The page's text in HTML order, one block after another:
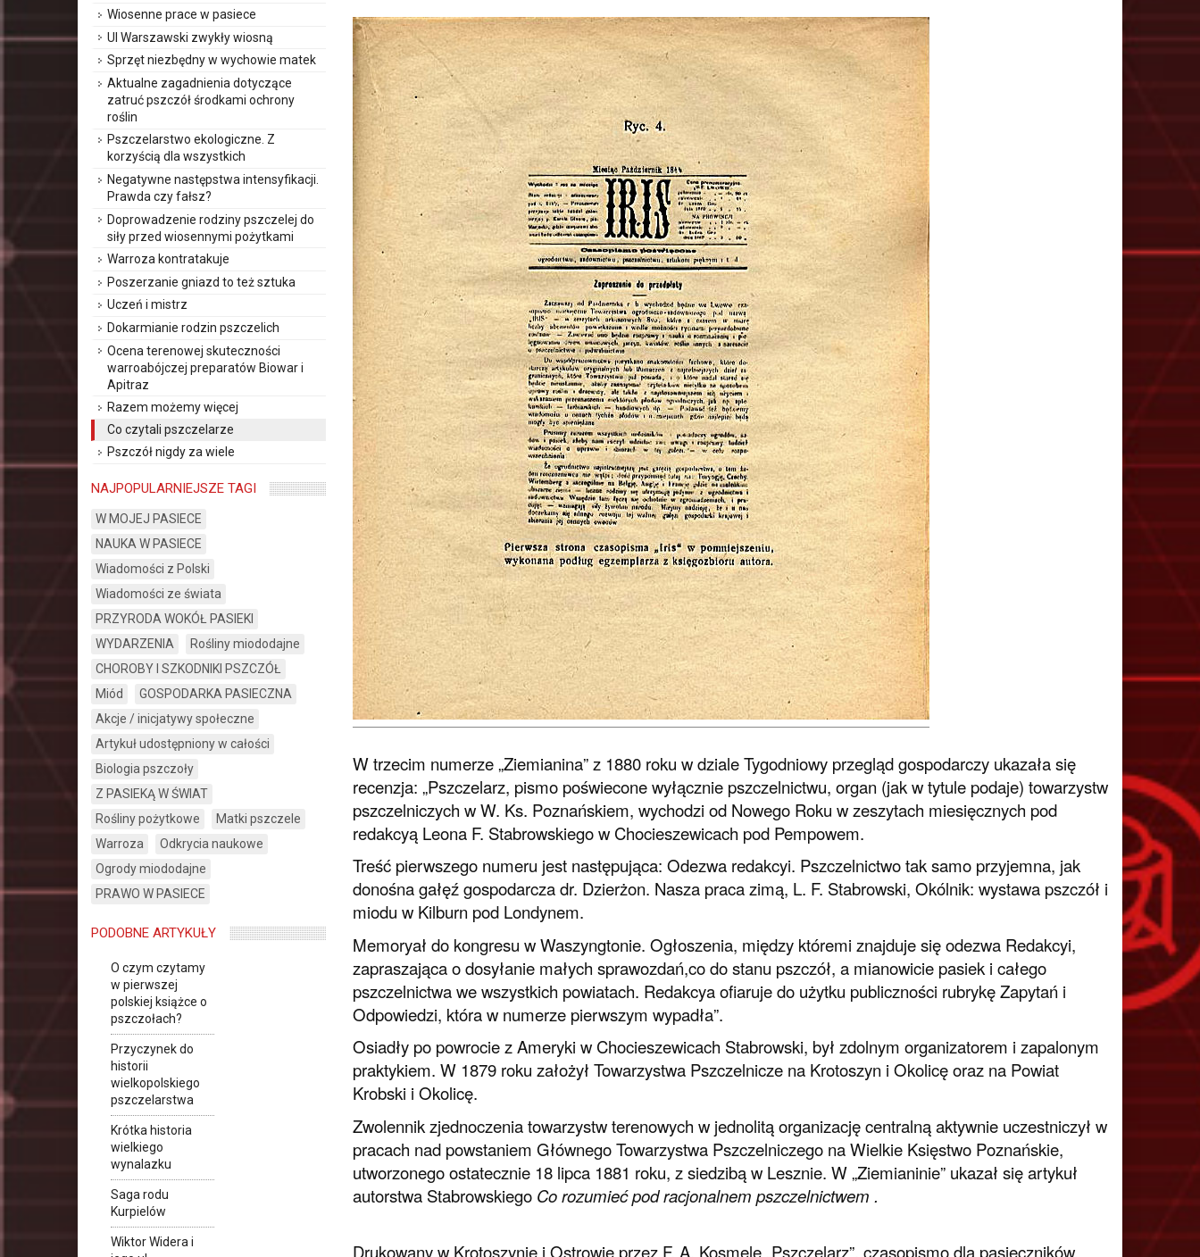
W trzecim numerze „Ziemianina” z 1880 roku w dziale Tygodniowy przegląd gospodarczy ukazała się
recenzja: „Pszczelarz, pismo poświecone wyłącznie pszczelnictwu, organ (jak w tytule podaje) towarzystw
pszczelniczych w W. Ks. Poznańskiem, wychodzi od Nowego Roku w zeszytach miesięcznych pod
redakcyą Leona F. Stabrowskiego w Chocieszewicach pod Pempowem.
Treść pierwszego numeru jest następująca: Odezwa redakcyi. Pszczelnictwo tak samo przyjemna, jak
donośna gałęź gospodarcza dr. Dzierżon. Nasza praca zimą, L. F. Stabrowski, Okólnik: wystawa pszczół i
miodu w Kilburn pod Londynem.
Memoryał do kongresu w Waszyngtonie. Ogłoszenia, między któremi znajduje się odezwa Redakcyi,
zapraszająca o dosyłanie małych sprawozdań,co do stanu pszczół, a mianowicie pasiek i całego
pszczelnictwa we wszystkich powiatach. Redakcya ofiaruje do użytku publiczności rubrykę Zapytań i
Odpowiedzi, która w numerze pierwszym wypadła”.
Osiadły po powrocie z Ameryki w Chocieszewicach Stabrowski, był zdolnym organizatorem i zapalonym
praktykiem. W 1879 roku założył Towarzystwa Pszczelnicze na Krotoszyn i Okolicę oraz na Powiat
Krobski i Okolicę.
Zwolennik zjednoczenia towarzystw terenowych w jednolitą organizację centralną aktywnie uczestniczył w
pracach nad powstaniem Głównego Towarzystwa Pszczelniczego na Wielkie Księstwo Poznańskie,
utworzonego ostatecznie 18 lipca 1881 roku, z siedzibą w Lesznie. W „Ziemianinie” ukazał się artykuł
autorstwa Stabrowskiego Co rozumieć pod racjonalnem pszczelnictwem .
Drukowany w Krotoszynie i Ostrowie przez F. A. Kosmelę „Pszczelarz”, czasopismo dla pasieczników,
Wiosenne prace w pasiece
Ul Warszawski zwykły wiosną
Sprzęt niezbędny w wychowie matek
Aktualne zagadnienia dotyczące
zatruć pszczół środkami ochrony
roślin
Pszczelarstwo ekologiczne. Z
korzyścią dla wszystkich
Negatywne następstwa intensyfikacji.
Prawda czy fałsz?
Doprowadzenie rodziny pszczelej do
siły przed wiosennymi pożytkami
Warroza kontratakuje
Poszerzanie gniazd to też sztuka
Uczeń i mistrz
Dokarmianie rodzin pszczelich
Ocena terenowej skuteczności
warroabójczej preparatów Biowar i
Apitraz
Razem możemy więcej
Co czytali pszczelarze
Pszczół nigdy za wiele
NAJPOPULARNIEJSZE TAGI
W MOJEJ PASIECE
NAUKA W PASIECE
Wiadomości z Polski
Wiadomości ze świata
PRZYRODA WOKÓŁ PASIEKI
WYDARZENIA
Rośliny miododajne
CHOROBY I SZKODNIKI PSZCZÓŁ
Miód
GOSPODARKA PASIECZNA
Akcje / inicjatywy społeczne
Artykuł udostępniony w całości
Biologia pszczoły
Z PASIEKĄ W ŚWIAT
Rośliny pożytkowe
Matki pszczele
Warroza
Odkrycia naukowe
Ogrody miododajne
PRAWO W PASIECE
PODOBNE ARTYKUŁY
O czym czytamy
w pierwszej
polskiej książce o
pszczołach?
Przyczynek do
historii
wielkopolskiego
pszczelarstwa
Krótka historia
wielkiego
wynalazku
Saga rodu
Kurpielów
Wiktor Widera i